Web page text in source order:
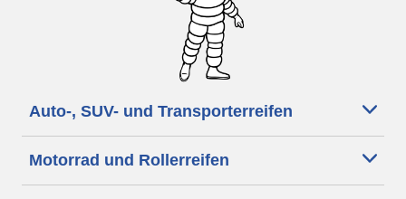
Auto-, SUV- und Transporterreifen
Motorrad und Rollerreifen